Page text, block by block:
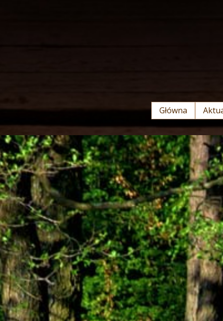
Główna